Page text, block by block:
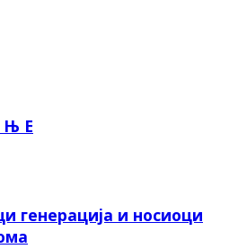
Њ Е
генерација и носиоци